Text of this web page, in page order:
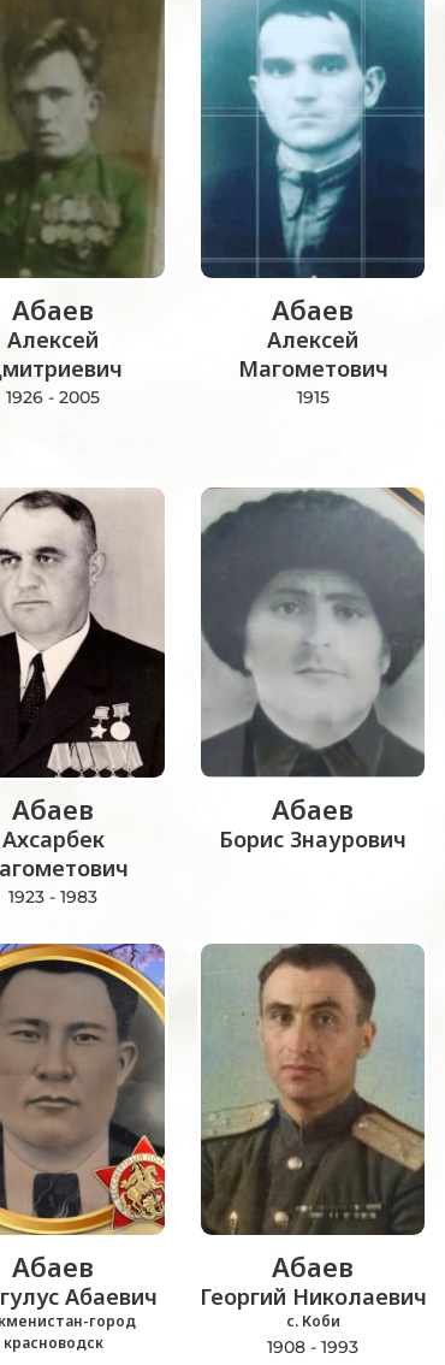
Абаев
Алексей
1926 - 2005
Абаев
Алексей
Магометович
1915
Абаев
Ахсарбек
1923 - 1983
Абаев
Борис Знаурович
Абаев
Абаевич
город
красноводск
Абаев
Георгий Николаевич
с. Коби
1908 - 1993